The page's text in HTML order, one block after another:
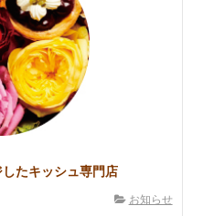
たキッシュ専門店
お知らせ